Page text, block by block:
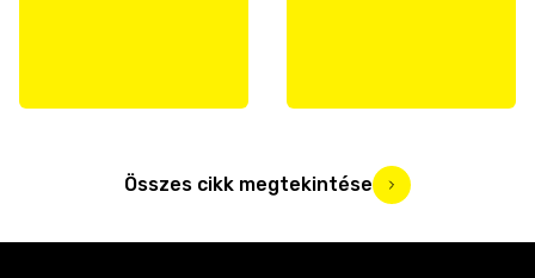
Összes cikk megtekintése